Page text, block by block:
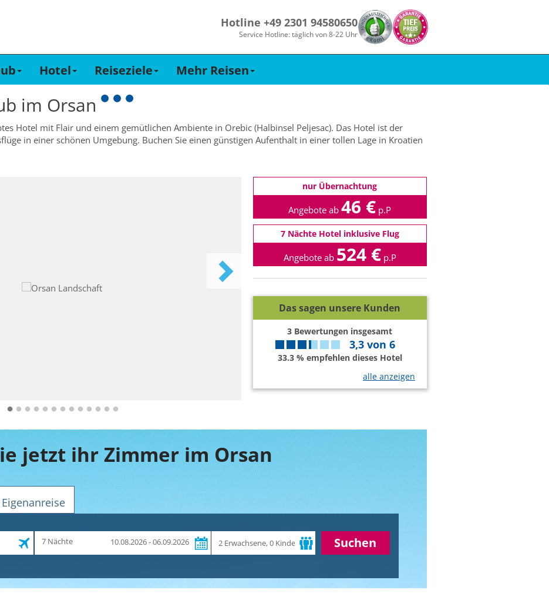
Hotline +49 2301 94580650
Service Hotline: täglich von 8-22 Uhr
Hotel Reiseziele Mehr Reisen
im Orsan
Hotel mit Flair und einem gemütlichen Ambiente in Orebic (Halbinsel Peljesac). Das Hotel ist der
in einer schönen Umgebung. Buchen Sie einen günstigen Aufenthalt in einer tollen Lage in Kroatien
nur Übernachtung
Angebote ab46 € p.P
7 Nächte Hotel inklusive Flug
Angebote ab 524 € p.P
Das sagen unsere Kunden
3 Bewertungen insgesamt
3,3von 6
33.3 % empfehlen dieses Hotel
alle anzeigen
jetzt ihr Zimmer im Orsan
Eigenanreise
Zeitraum
7 Nächte 10.08.2026 - 06.09.2026 Suchen